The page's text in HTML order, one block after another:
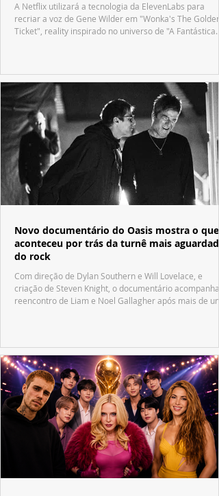
A Netflix utilizará a tecnologia da ElevenLabs para
recriar a voz de Gene Wilder em "Wonka's The Golden
Ticket", reality inspirado no universo de "A Fantástica
Novo documentário do Oasis mostra o que
aconteceu por trás da turnê mais aguardada
do rock
Com direção de Dylan Southern e Will Lovelace, e
criação de Steven Knight, o documentário acompanha
reencontro de Liam e Noel Gallagher após mais de